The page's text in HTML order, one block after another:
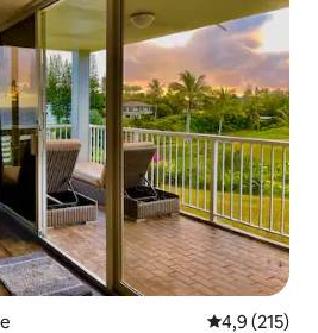
4,9 de uma
4,9 (215)